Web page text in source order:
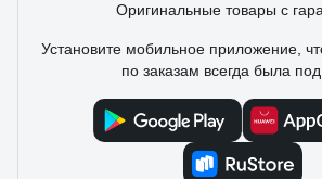
Оригинальные товары с
Установите мобильное приложение,
по заказам всегда была